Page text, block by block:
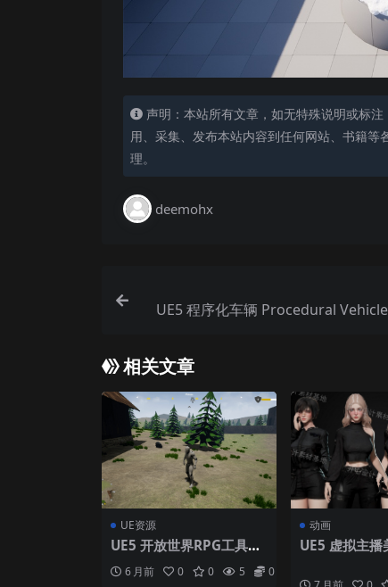
声明：本站所有文章，如无特殊说明或标
用、采集、发布本站内容到任何网站、书籍
理。
deemohx
UE5 程序化车辆 Procedural
相关文章
UE资源
UE5 开放世界RPG工具包
t 6 月前 0 0 5 0
动画
UE5 虚拟主播
戏角色素材